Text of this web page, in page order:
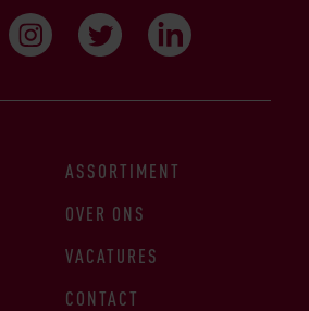
ASSORTIMENT
OVER ONS
VACATURES
CONTACT